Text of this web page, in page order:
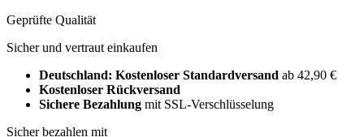
Geprüfte Qualität
Sicher und vertraut einkaufen
Deutschland: Kostenloser Standardversand ab 42,90 €
Kostenloser Rückversand
Sichere Bezahlung mit SSL-Verschlüsselung
Sicher bezahlen mit